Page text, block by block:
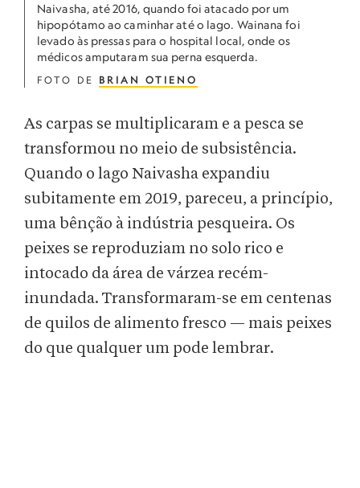
Naivasha, até 2016, quando foi atacado por um
hipopótamo ao caminhar até o lago. Wainana foi
levado às pressas para o hospital local, onde os
médicos amputaram sua perna esquerda.
FOTO DE BRIAN OTIENO
As carpas se multiplicaram e a pesca se
transformou no meio de subsistência.
Quando o lago Naivasha expandiu
subitamente em 2019, pareceu, a princípio,
uma bênção à indústria pesqueira. Os
peixes se reproduziam no solo rico e
intocado da área de várzea recém-
inundada. Transformaram-se em centenas
de quilos de alimento fresco — mais peixes
do que qualquer um pode lembrar.